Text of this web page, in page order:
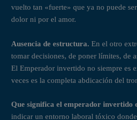
vuelto tan «fuerte» que ya no puede
dolor ni por el amor.
Ausencia de estructura. En el otro
tomar decisiones, de poner límites, de
El Emperador invertido no siempre es
veces es la completa abdicación del
Que significa el emperador invertido
indicar un entorno laboral tóxico